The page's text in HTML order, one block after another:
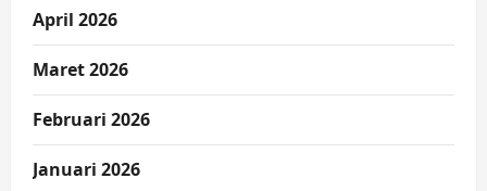
April 2026
Maret 2026
Februari 2026
Januari 2026